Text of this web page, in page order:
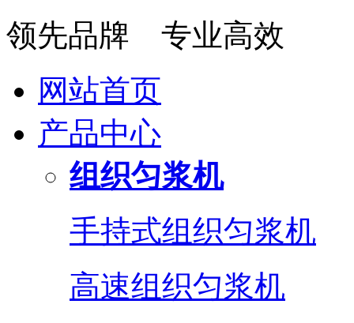
领先品牌 专业高效
网站首页
产品中心
组织匀浆机
手持式组织匀浆机
高速组织匀浆机